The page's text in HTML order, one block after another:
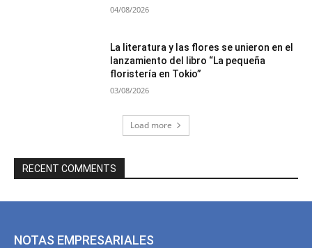
04/08/2026
La literatura y las flores se unieron en el
lanzamiento del libro “La pequeña
floristería en Tokio”
03/08/2026
Load more
RECENT COMMENTS
NOTAS EMPRESARIALES